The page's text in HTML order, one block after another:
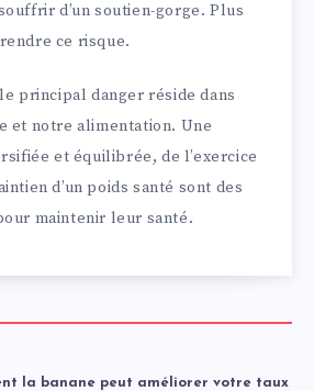
d’un soutien-gorge. Plus
ce risque.
principal danger réside dans
et notre alimentation. Une
et équilibrée, de l’exercice
d’un poids santé sont des
maintenir leur santé.
la banane peut améliorer votre taux